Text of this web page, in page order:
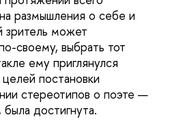
размышления о себе и
зритель может
своему, выбрать тот
ему приглянулся
постановки
стереотипов о поэте —
достигнута.